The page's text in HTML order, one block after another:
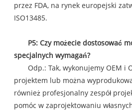
przez FDA, na rynek europejski
ISO13485.
P5: Czy możecie dostosować
specjalnych wymagań?
Odp.: Tak, wykonujemy OEM i
projektem lub można
również profesjonalny zespół
pomóc w zaprojektowaniu